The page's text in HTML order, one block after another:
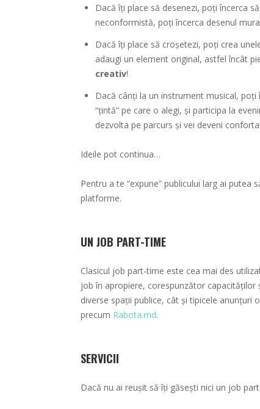
Dacă îți place să desenezi, poți încerca
neconformistă, poți încerca desenul
Dacă îți place să croșetezi, poți crea
adaugi un element original, astfel încât
creativ!
Dacă cânți la un instrument musical,
“țintă” pe care o alegi, și participa la
dezvolta pe parcurs și vei deveni
Ideile pot continua…
Pentru a te “expune” publicului larg ai
platforme.
UN JOB PART-TIME
Clasicul job part-time este cea mai des
job în apropiere, corespunzător
diverse spații publice, cât și tipicele anunțuri
precum Rabota.md.
SERVICII
Dacă nu ai reușit să îți găsești nici un job